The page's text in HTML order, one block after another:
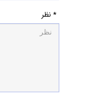
* نظر